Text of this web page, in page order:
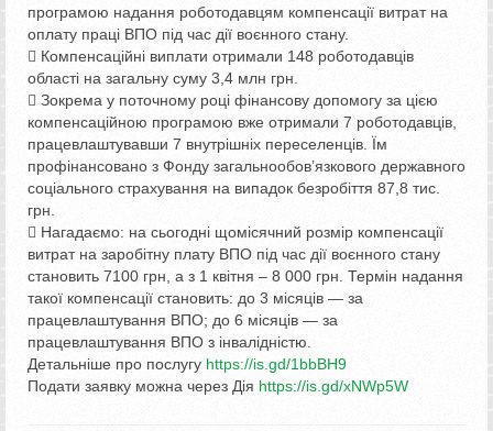
програмою надання роботодавцям компенсації витрат на
оплату праці ВПО під час дії воєнного стану.
 Компенсаційні виплати отримали 148 роботодавців
області на загальну суму 3,4 млн грн.
 Зокрема у поточному році фінансову допомогу за цією
компенсаційною програмою вже отримали 7 роботодавців,
працевлаштувавши 7 внутрішніх переселенців. Їм
профінансовано з Фонду загальнообов’язкового державного
соціального страхування на випадок безробіття 87,8 тис.
грн.
 Нагадаємо: на сьогодні щомісячний розмір компенсації
витрат на заробітну плату ВПО під час дії воєнного стану
становить 7100 грн, а з 1 квітня – 8 000 грн. Термін надання
такої компенсації становить: до 3 місяців — за
працевлаштування ВПО; до 6 місяців — за
працевлаштування ВПО з інвалідністю.
Детальніше про послугу https://is.gd/1bbBH9
Подати заявку можна через Дія https://is.gd/xNWp5W